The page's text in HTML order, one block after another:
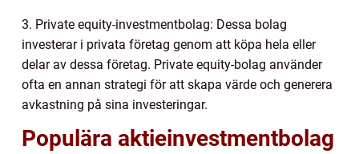
3. Private equity-investmentbolag: Dessa bolag
investerar i privata företag genom att köpa hela eller
delar av dessa företag. Private equity-bolag använder
ofta en annan strategi för att skapa värde och generera
avkastning på sina investeringar.
Populära aktieinvestmentbolag